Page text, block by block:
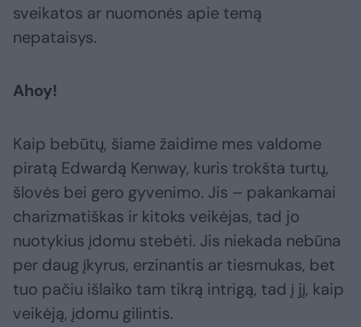
sveikatos ar nuomonės apie temą
nepataisys.
Ahoy!
Kaip bebūtų, šiame žaidime mes valdome
piratą Edwardą Kenway, kuris trokšta turtų,
šlovės bei gero gyvenimo. Jis – pakankamai
charizmatiškas ir kitoks veikėjas, tad jo
nuotykius įdomu stebėti. Jis niekada nebūna
per daug įkyrus, erzinantis ar tiesmukas, bet
tuo pačiu išlaiko tam tikrą intrigą, tad į jį, kaip
veikėją, įdomu gilintis.